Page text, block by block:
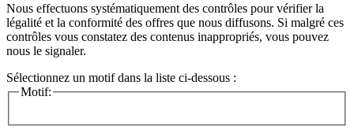
Nous effectuons systématiquement des contrôles pour vérifier la
légalité et la conformité des offres que nous diffusons. Si malgré ces
contrôles vous constatez des contenus inappropriés, vous pouvez
nous le signaler.
Sélectionnez un motif dans la liste ci-dessous :
Motif: